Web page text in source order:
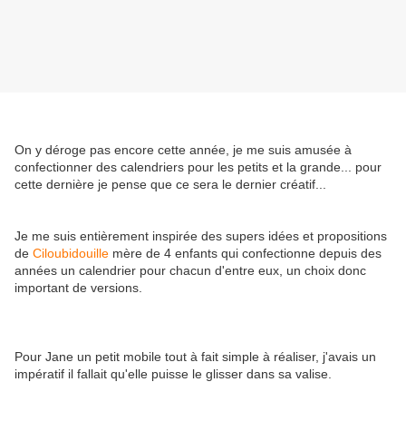
On y déroge pas encore cette année, je me suis amusée à
confectionner des calendriers pour les petits et la grande... pour
cette dernière je pense que ce sera le dernier créatif...
Je me suis entièrement inspirée des supers idées et propositions
de Ciloubidouille mère de 4 enfants qui confectionne depuis des
années un calendrier pour chacun d'entre eux, un choix donc
important de versions.
Pour Jane un petit mobile tout à fait simple à réaliser, j'avais un
impératif il fallait qu'elle puisse le glisser dans sa valise.